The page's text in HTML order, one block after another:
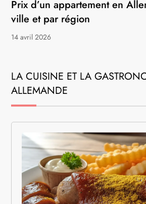
Prix d’un appartement en
ville et par région
14 avril 2026
LA CUISINE ET LA
ALLEMANDE